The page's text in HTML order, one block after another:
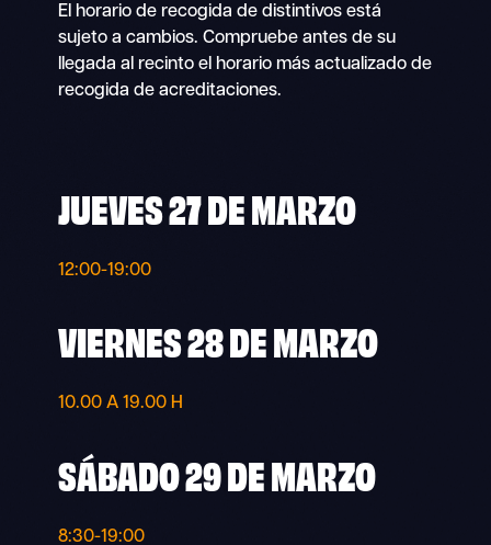
El horario de recogida de distintivos está
sujeto a cambios. Compruebe antes de su
llegada al recinto el horario más actualizado de
recogida de acreditaciones.
JUEVES 27 DE MARZO
12:00-19:00
VIERNES 28 DE MARZO
10.00 A 19.00 H
SÁBADO 29 DE MARZO
8:30-19:00